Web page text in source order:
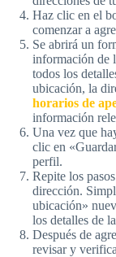
Haz clic en el
comenzar a
Se abrirá un
información de
todos los
ubicación, la
horarios de
información
Una vez que
clic en
perfil.
Repite los
dirección.
ubicación»
los detalles de
Después de
revisar y